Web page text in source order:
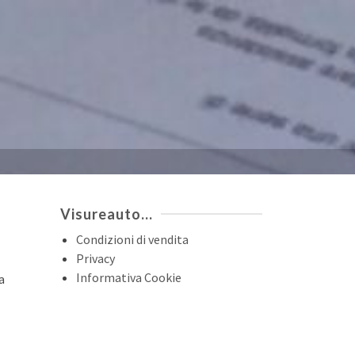
Visureauto…
Condizioni di vendita
Privacy
Informativa Cookie